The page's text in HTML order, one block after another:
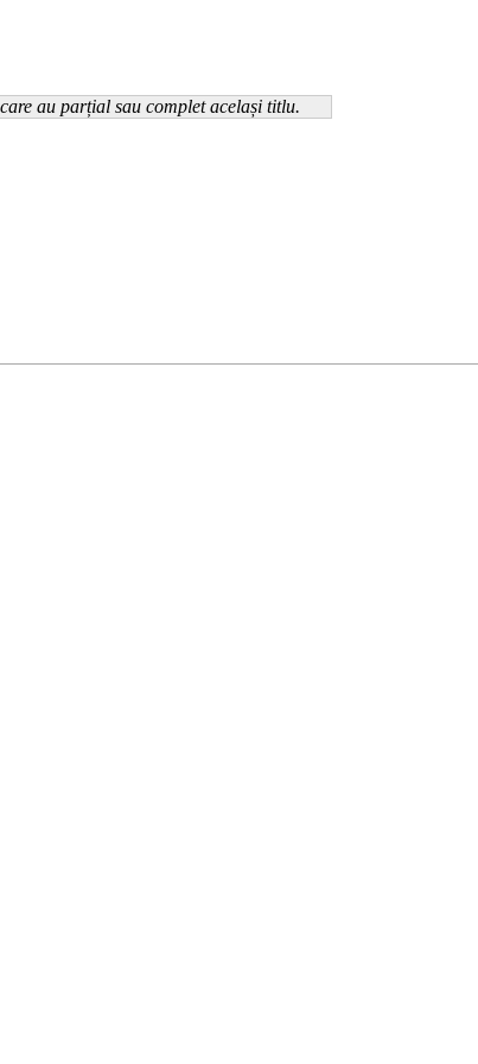
au parțial sau complet același titlu.